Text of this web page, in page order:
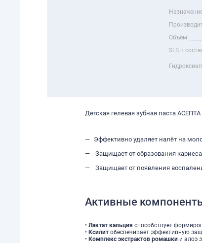
Объём
SLS в
Детская гелевая зубная паста
Эффективно удаляет налёт на
Защищает от образования кариеса
Защищает от появления
Активные
• Лактат кальция способствует
• Ксилит обеспечивает эффективную
• Комплекс экстрактов ромашки и алоэ